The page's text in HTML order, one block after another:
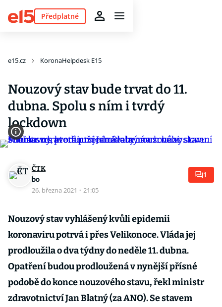
Předplatné
e15.cz KoronaHelpdesk E15
Nouzový stav bude trvat do 11.
dubna. Spolu s ním i tvrdý
lockdown
ČTK
bo
26. března 2021 · 21:05
1
Nouzový stav vyhlášený kvůli epidemii
koronaviru potrvá i přes Velikonoce. Vláda jej
prodloužila o dva týdny do neděle 11. dubna.
Opatření budou prodloužená v nynější přísné
podobě do konce nouzového stavu, řekl ministr
zdravotnictví Jan Blatný (za ANO). Se stavem